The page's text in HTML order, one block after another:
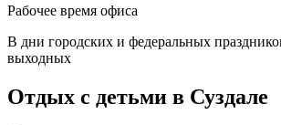
Рабочее время офиса
В дни городских и федеральных
выходных
Отдых с детьми в Суздале